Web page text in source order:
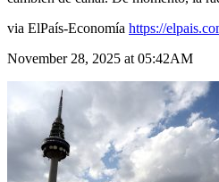
via ElPaís-Economía https://
November 28, 2025 at 05:42AM